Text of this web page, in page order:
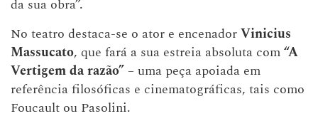
da sua obra”.
No teatro destaca-se o ator e encenadorVinicius
Massucato, que fará a sua estreia absoluta com“A
Vertigem da razão” – uma peça apoiada em
referência filosóficas e cinematográficas, tais como
Foucault ou Pasolini.